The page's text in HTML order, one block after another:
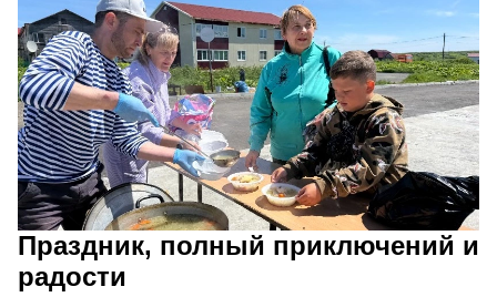
Праздник, полный приключений и
радости